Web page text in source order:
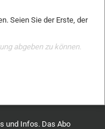
Seien Sie der Erste, der
abgeben zu können.
und Infos. Das Abo